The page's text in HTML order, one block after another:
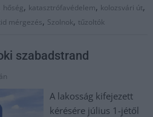
hőség, katasztrófavédelem, kolozsvári út,
mérgezés, Szolnok, tűzoltók
szabadstrand
A lakosság kifejezett
kérésére július 1-jétől